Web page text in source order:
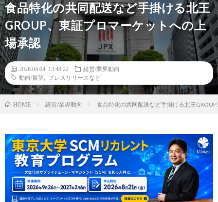
食品特化の共同配送など手掛ける北王
GROUP、東証プロマーケットへの上
場承認
2026.04.04 13:48:22
経営/業界動向
動向/展望
プレスリリースなど
HOME 経営/業界動向 食品特化の共同配送など手掛ける北王